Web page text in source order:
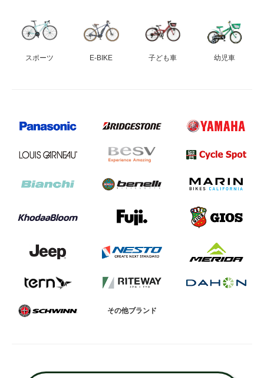
スポーツ E-BIKE 子ども車 幼児車
その他ブランド